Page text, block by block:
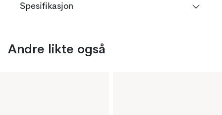
Spesifikasjon
Andre likte også